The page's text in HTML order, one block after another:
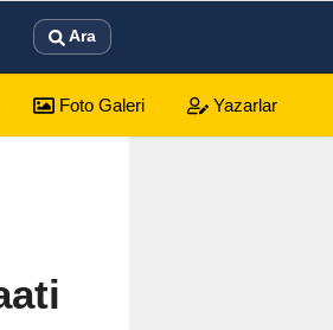
Ara
Foto Galeri Yazarlar